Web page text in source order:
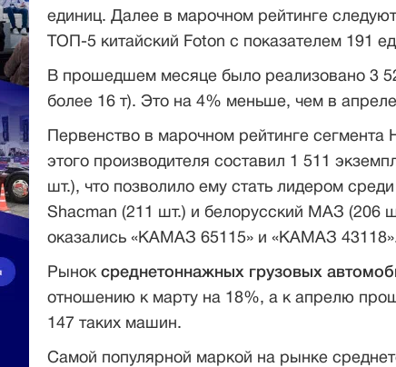
единиц. Далее в марочном рейтинге
ТОП-5 китайский Foton с показателем 191
В прошедшем месяце было реализовано 3
более 16 т). Это на 4% меньше, чем в
Первенство в марочном рейтинге
этого производителя составил 1 511
шт.), что позволило ему стать лидером
Shacman (211 шт.) и белорусский МАЗ (206
оказались «КАМАЗ 65115» и «КАМАЗ
Рынок среднетоннажных грузовых
отношению к марту на 18%, а к апрелю
147 таких машин.
Самой популярной маркой на рынке